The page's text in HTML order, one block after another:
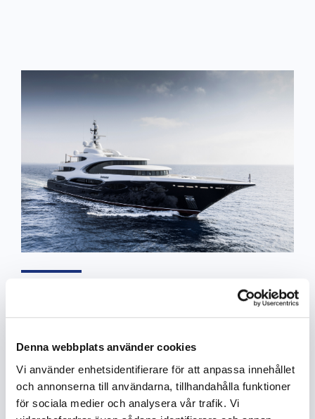
Denna webbplats använder cookies
Vi använder enhetsidentifierare för att anpassa innehållet
och annonserna till användarna, tillhandahålla funktioner
för sociala medier och analysera vår trafik. Vi
Oceano M/Y Barbara
het eerste gezicht misschien weinig met elkaar te
maken te hebben, maar megajachten hebben
noodgeneratoren en onze filters bieden de
perfecte oplossing om ze rookvrij te starten, te
testen en te laten draaien.